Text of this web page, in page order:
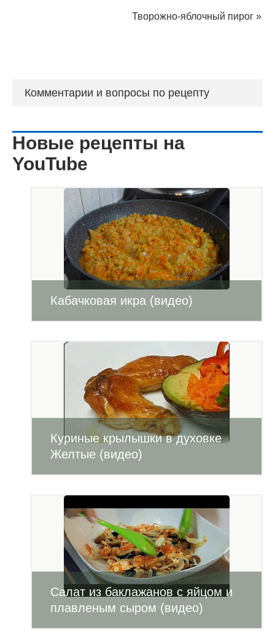
Творожно-яблочный пирог »
Комментарии и вопросы по рецепту
Новые рецепты на
YouTube
Кабачковая икра (видео)
Куриные крылышки в духовке
Желтые (видео)
Салат из баклажанов с яйцом и
плавленым сыром (видео)